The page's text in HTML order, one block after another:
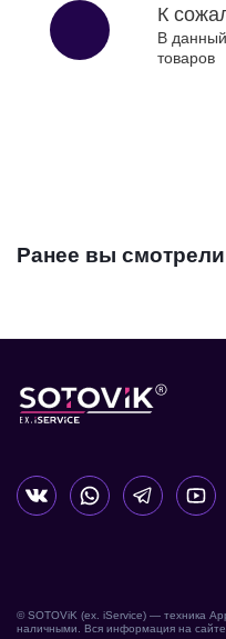
К
В
товаров
Ранее вы смотрели
© SOTOViK (ex. iService) — техника
наличными. Вся информация на сайте